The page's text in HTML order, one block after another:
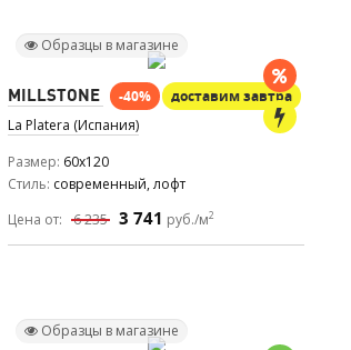
Образцы в магазине
MILLSTONE -40%
доставим завтра
La Platera (Испания)
Размер 60x120
Стиль современный, лофт
Цена от:
6 235 3 741 руб./м2
Образцы в магазине